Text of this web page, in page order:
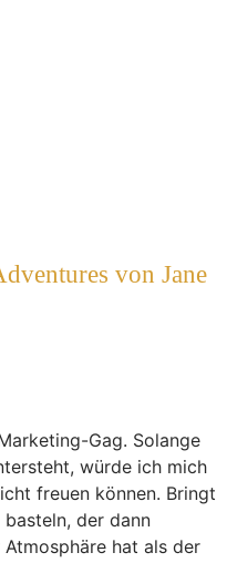
von Jane
Gag. Solange
würde ich mich
freuen können. Bringt
der dann
hat als der